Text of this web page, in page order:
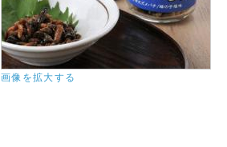
画像を拡大する